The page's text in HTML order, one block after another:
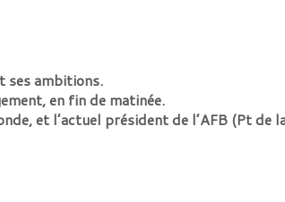
ses ambitions.
en fin de matinée.
et l’actuel président de l’AFB (Pt de